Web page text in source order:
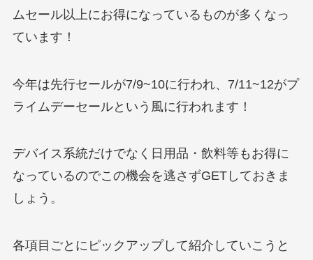
ムセール以上にお得になっているものが多くなっ
ています！
今年は先行セールが7/9~10に行われ、7/11~12がプ
ライムデーセールという風に行われます！
デバイス系統だけでなく日用品・飲料等もお得に
なっているのでこの機会を逃さずGETしておきま
しょう。
各項目ごとにピックアップして紹介していこうと